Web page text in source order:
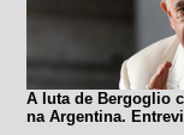
A luta de Bergoglio
na Argentina.